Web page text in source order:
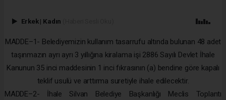
Erkek | Kadın
MADDE–1- Belediyemizin kullanım tasarrufu altında bulunan 48 adet
taşınmazın ayrı ayrı 3 yıllığına kiralama işi 2886 Sayılı Devlet İhale
Kanunun 35 inci maddesinin 1 inci fıkrasının (a) bendine göre kapalı
teklif usulü ve arttırma suretiyle ihale edilecektir.
MADDE–2- İhale Silvan Belediye Başkanlığı Meclis Toplantı